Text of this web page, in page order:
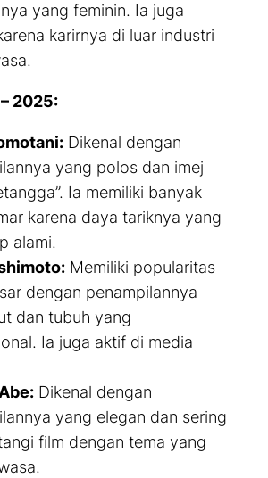
yang feminin. Ia juga
karirnya di luar industri
2025:
Dikenal dengan
yang polos dan imej
Ia memiliki banyak
karena daya tariknya yang
alami.
Memiliki popularitas
dengan penampilannya
dan tubuh yang
Ia juga aktif di media
Dikenal dengan
yang elegan dan sering
film dengan tema yang